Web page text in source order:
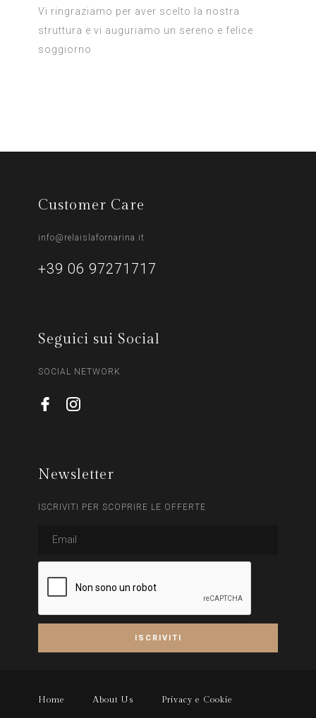
Vi ringraziamo per aver scelto la nostra
struttura e vi auguriamo un sereno e felice
soggiorno
Customer Care
info@relaislafornarina.it
+39 06 97271717
Seguici sui Social
SOCIAL NETWORK
Newsletter
ISCRIVITI PER SCOPRIRE LE OFFERTE
Home About Us Privacy e Cookie